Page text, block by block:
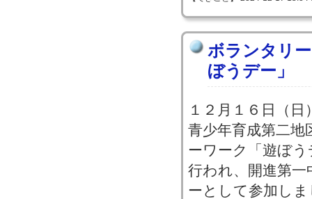
ボランタリ
ぼうデー」
１２月１６日（日
青少年育成第二
ーワーク「遊ぼ
行われ、開進第
ーとして参加し